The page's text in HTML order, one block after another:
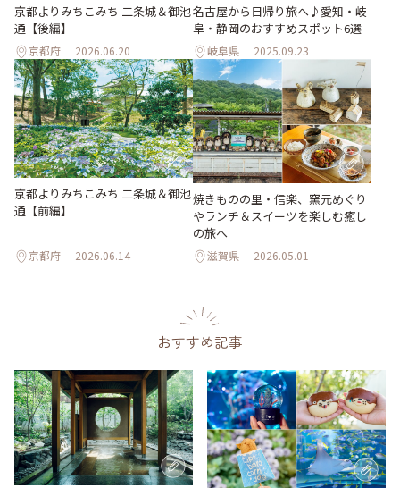
京都よりみちこみち 二条城＆御池
通【後編】
京都府 2026.06.20
名古屋から日帰り旅へ♪愛知・岐
阜・静岡のおすすめスポット6選
岐阜県 2025.09.23
京都よりみちこみち 二条城＆御池
通【前編】
京都府 2026.06.14
焼きものの里・信楽、窯元めぐり
やランチ＆スイーツを楽しむ癒し
の旅へ
滋賀県 2026.05.01
おすすめ記事